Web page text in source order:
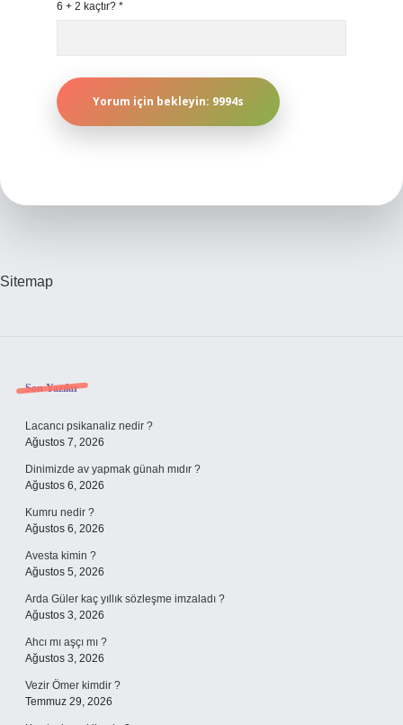
6 + 2 kaçtır? *
Sitemap
Sidebar
Son Yazılar
Lacancı psikanaliz nedir ?
Ağustos 7, 2026
Dinimizde av yapmak günah mıdır ?
Ağustos 6, 2026
Kumru nedir ?
Ağustos 6, 2026
Avesta kimin ?
Ağustos 5, 2026
Arda Güler kaç yıllık sözleşme imzaladı ?
Ağustos 3, 2026
Ahcı mı aşçı mı ?
Ağustos 3, 2026
Vezir Ömer kimdir ?
Temmuz 29, 2026